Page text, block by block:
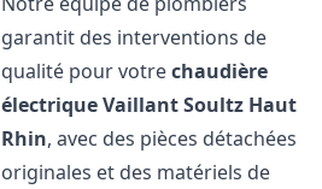
garantit des interventions de
qualité pour votrechaudière
électrique VaillantSoultz Haut
Rhin, avec des pièces détachées
originales et des matériels de